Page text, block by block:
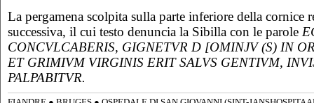
La pergamena scolpita sulla parte inferiore della cornice
successiva, il cui testo denuncia la Sibilla con le parole
CONCVLCABERIS, GIGNETVR D [OMINJV (S) IN
ET GRIMIVM VIRGINIS ERIT SALVS GENTIVM,
PALPABITVR.